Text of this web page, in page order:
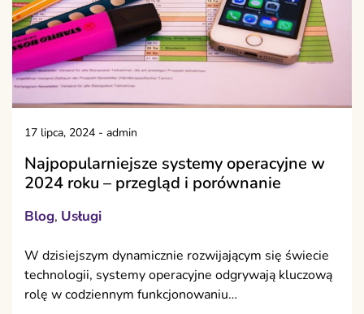
17 lipca, 2024 - admin
Najpopularniejsze systemy operacyjne w
2024 roku – przegląd i porównanie
Blog, Usługi
W dzisiejszym dynamicznie rozwijającym się świecie
technologii, systemy operacyjne odgrywają kluczową
rolę w codziennym funkcjonowaniu…